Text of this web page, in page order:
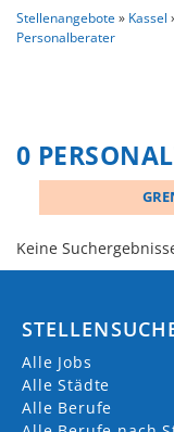
Stellenangebote Kassel
Personalberater
0
Keine
Alle Jobs
Alle Städte
Alle Berufe